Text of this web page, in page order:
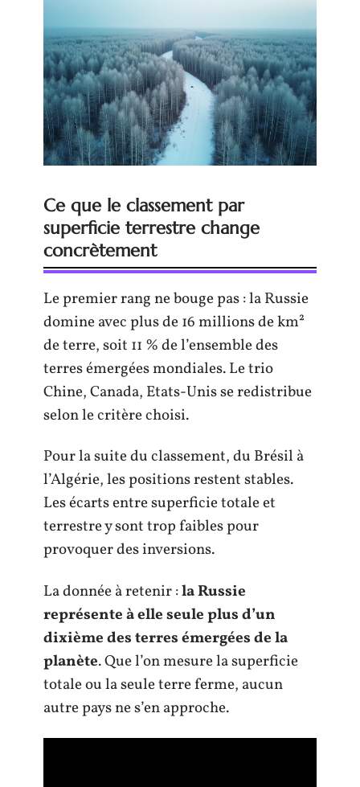
Ce que le classement par
superficie terrestre change
concrètement
Le premier rang ne bouge pas : la Russie
domine avec plus de 16 millions de km²
de terre, soit 11 % de l’ensemble des
terres émergées mondiales. Le trio
Chine, Canada, Etats-Unis se redistribue
selon le critère choisi.
Pour la suite du classement, du Brésil à
l’Algérie, les positions restent stables.
Les écarts entre superficie totale et
terrestre y sont trop faibles pour
provoquer des inversions.
La donnée à retenir :la Russie
représente à elle seule plus d’un
dixième des terres émergées de la
planète. Que l’on mesure la superficie
totale ou la seule terre ferme, aucun
autre pays ne s’en approche.